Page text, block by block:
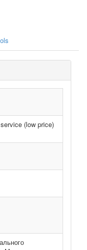
(low price)